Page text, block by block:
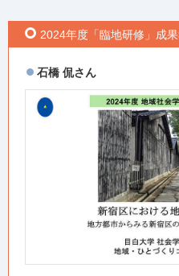
2024年度「臨地研修」成
石橋 侃さん